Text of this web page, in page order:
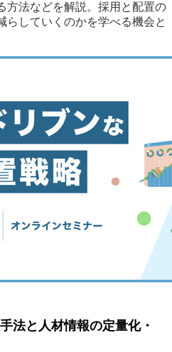
方法などを解説。採用と配置の
らしていくのかを学べる機会と
法と人材情報の定量化・